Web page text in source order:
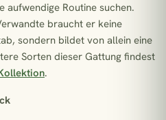
aufwendige Routine suchen.
braucht er keine
sondern bildet von allein eine
Sorten dieser Gattung findest
.